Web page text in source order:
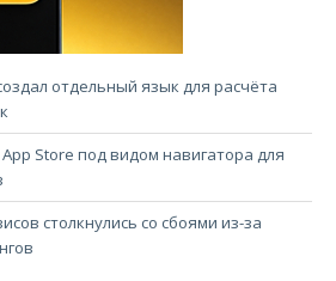
отдельный язык для расчёта
Store под видом навигатора для
столкнулись со сбоями из-за